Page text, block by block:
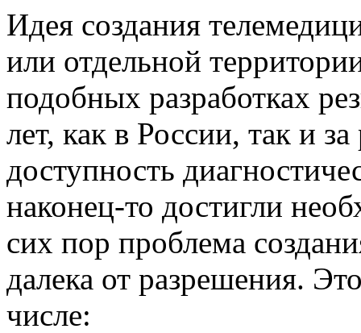
Идея создания
или отдельной
подобных разработках
лет, как в России, так и
доступность
наконец-то достигли
сих пор проблема
далека от разрешения.
числе: